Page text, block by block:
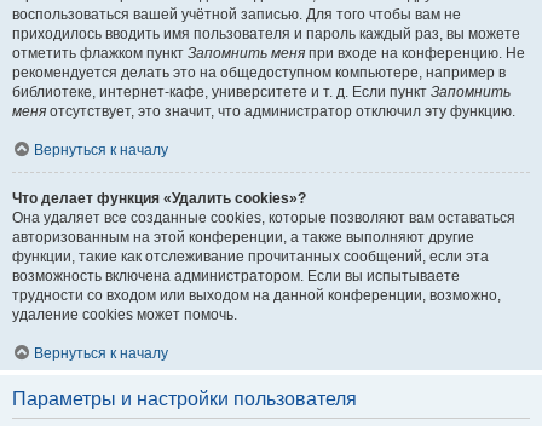
воспользоваться вашей учётной записью. Для того чтобы вам не
приходилось вводить имя пользователя и пароль каждый раз, вы можете
отметить флажком пункт Запомнить меня при входе на конференцию. Не
рекомендуется делать это на общедоступном компьютере, например в
библиотеке, интернет-кафе, университете и т. д. Если пункт Запомнить
меня отсутствует, это значит, что администратор отключил эту функцию.
Вернуться к началу
Что делает функция «Удалить cookies»?
Она удаляет все созданные cookies, которые позволяют вам оставаться
авторизованным на этой конференции, а также выполняют другие
функции, такие как отслеживание прочитанных сообщений, если эта
возможность включена администратором. Если вы испытываете
трудности со входом или выходом на данной конференции, возможно,
удаление cookies может помочь.
Вернуться к началу
Параметры и настройки пользователя